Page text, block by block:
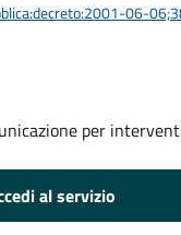
06-
per
al servizio